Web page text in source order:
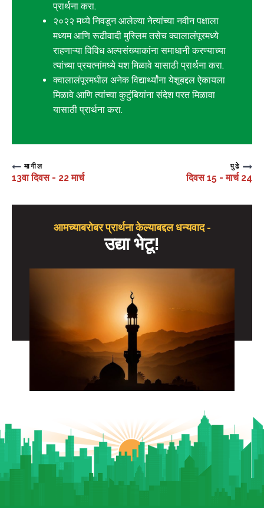
प्रार्थना करा.
२०२२ मध्ये निवडून आलेल्या नेत्यांच्या नवीन पक्षाला
मध्यम आणि रूढीवादी मुस्लिम तसेच क्वालालंपूरमध्ये
राहणाऱ्या विविध अल्पसंख्याकांना समाधानी करण्याच्या
त्यांच्या प्रयत्नांमध्ये यश मिळावे यासाठी प्रार्थना करा.
क्वालालंपूरमधील अनेक विद्यार्थ्यांना येशूबद्दल ऐकायला
मिळावे आणि त्यांच्या कुटुंबियांना संदेश परत मिळावा
यासाठी प्रार्थना करा.
मागील
13वा दिवस - 22 मार्च
पुढे
दिवस 15 - मार्च 24
आमच्याबरोबर प्रार्थना केल्याबद्दल धन्यवाद -
उद्या भेटू!